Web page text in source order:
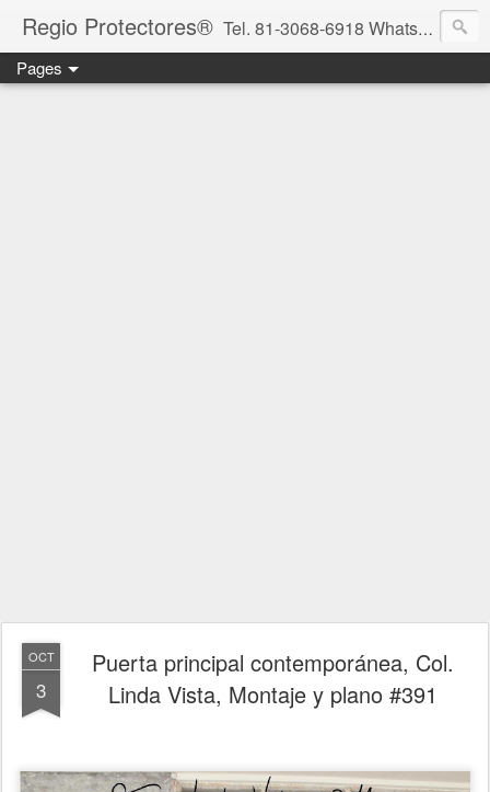
Regio Protectores® Tel. 81-3068-6918 WhatsApp 81-2636-2823 / 33-1145-3780 cotizacionregioprotectores@gmail.com / regioprotectores@gmail.com https://www.facebook.com/RegioProtectores/
Pages
OCT
3
Puerta principal contemporánea, Col.
Linda Vista, Montaje y plano #391